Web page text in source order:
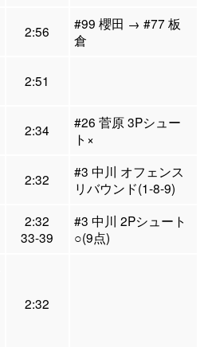
2:56
#99 櫻田 → #77 板
倉
2:51
2:34
#26 菅原 3Pシュー
ト×
2:32
#3 中川 オフェンス
リバウンド(1-8-9)
2:32
33-39
#3 中川 2Pシュート
○(9点)
2:32